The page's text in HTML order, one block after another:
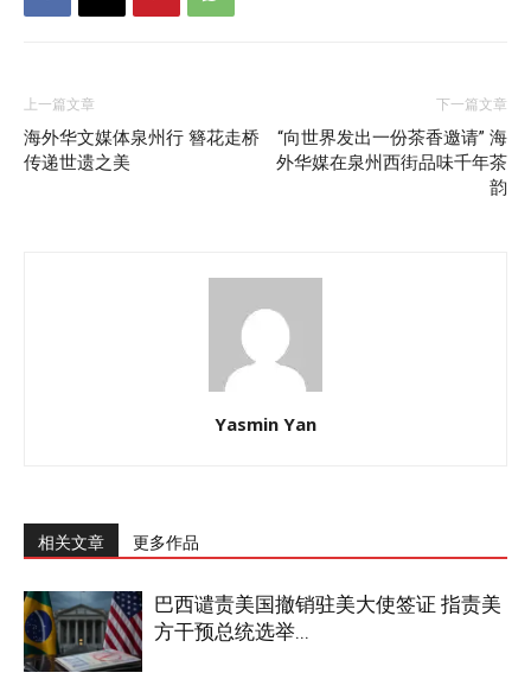
上一篇文章
海外华文媒体泉州行 簪花走桥
传递世遗之美
下一篇文章
“向世界发出一份茶香邀请” 海
外华媒在泉州西街品味千年茶
韵
Yasmin Yan
相关文章 更多作品
巴西谴责美国撤销驻美大使签证 指责美
方干预总统选举...